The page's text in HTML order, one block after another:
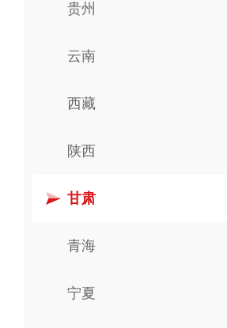
贵州
云南
西藏
陕西
甘肃
青海
宁夏